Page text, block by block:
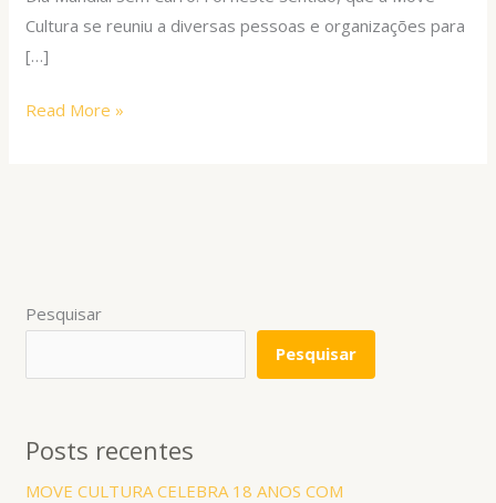
Cultura se reuniu a diversas pessoas e organizações para
[…]
Read More »
Pesquisar
Pesquisar
Posts recentes
MOVE CULTURA CELEBRA 18 ANOS COM